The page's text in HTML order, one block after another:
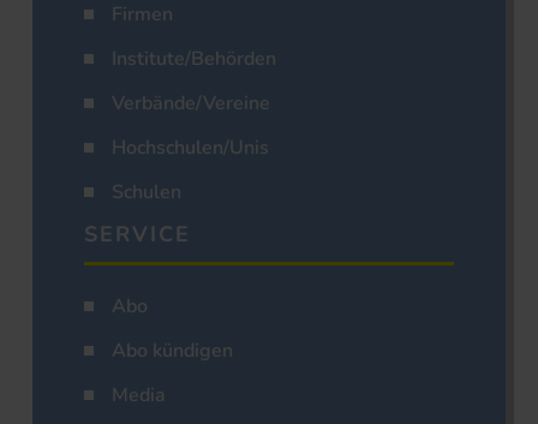
Firmen
Institute/Behörden
Verbände/Vereine
Hochschulen/Unis
Schulen
SERVICE
Abo
Abo kündigen
Media